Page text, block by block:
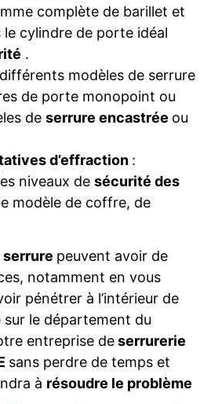
complète de barillet et
cylindre de porte idéal
.
modèles de serrure
de porte monopoint ou
de serrure encastrée ou
d’effraction :
niveaux de sécurité des
modèle de coffre, de
peuvent avoir de
notamment en vous
pénétrer à l’intérieur de
le département du
entreprise deserrurerie
sans perdre de temps et
à résoudre le problème